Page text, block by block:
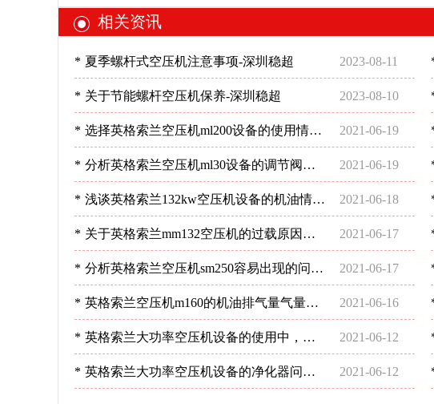
相关资讯
* 夏季螺杆式空压机注意事项-深圳稳超 2023-08-11
* 关于节能螺杆空压机保养-深圳稳超 2023-08-10
* 选择英格索兰空压机ml200设备的使用情
况-深圳稳超
2021-06-19
* 分析英格索兰空压机ml30设备的调节阀情
况-深圳稳超
2021-06-19
* 浅谈英格索兰132kw空压机设备的机油情况
分析-深圳稳超
2021-06-18
* 关于英格索兰mm132空压机的过载原因及
方法分析-[深圳稳超]
2021-06-17
* 分析英格索兰空压机sm250容易出现的问
题-深圳稳超
2021-06-17
* 英格索兰空压机m160的机油排气量气量不
足？-深圳稳超
2021-06-16
* 英格索兰大功率空压机设备的使用中，管
道布置的要点是哪些？-深圳稳超
2021-06-12
* 英格索兰大功率空压机设备的净化器问 2021-06-12